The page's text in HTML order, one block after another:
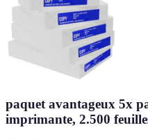
paquet avantageux 5x
imprimante, 2.500